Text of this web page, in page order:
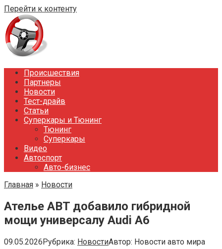
Перейти к контенту
Происшествия
Партнеры
Новости
Тест-драйв
Статьи
Суперкары и Тюнинг
Тюнинг
Суперкары
Видео
Автоспорт
Авто-бизнес
Главная » Новости
Ателье ABT добавило гибридной
мощи универсалу Audi A6
09.05.2026Рубрика: НовостиАвтор: Новости авто мира